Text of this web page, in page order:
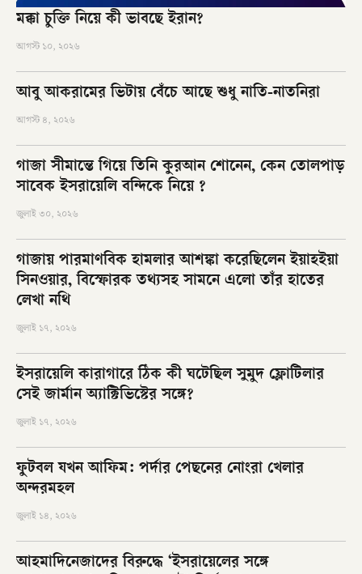
মক্কা চুক্তি নিয়ে কী ভাবছে ইরান?
আগস্ট ১০, ২০২৬
আবু আকরামের ভিটায় বেঁচে আছে শুধু নাতি-নাতনিরা
আগস্ট ৪, ২০২৬
গাজা সীমান্তে গিয়ে তিনি কুরআন শোনেন, কেন তোলপাড়
সাবেক ইসরায়েলি বন্দিকে নিয়ে ?
জুলাই ৩০, ২০২৬
গাজায় পারমাণবিক হামলার আশঙ্কা করেছিলেন ইয়াহইয়া
সিনওয়ার, বিস্ফোরক তথ্যসহ সামনে এলো তাঁর হাতের
লেখা নথি
জুলাই ১৭, ২০২৬
ইসরায়েলি কারাগারে ঠিক কী ঘটেছিল সুমুদ ফ্লোটিলার
সেই জার্মান অ্যাক্টিভিস্টের সঙ্গে?
জুলাই ১৭, ২০২৬
ফুটবল যখন আফিম: পর্দার পেছনের নোংরা খেলার
অন্দরমহল
জুলাই ১৪, ২০২৬
আহমাদিনেজাদের বিরুদ্ধে ‘ইসরায়েলের সঙ্গে